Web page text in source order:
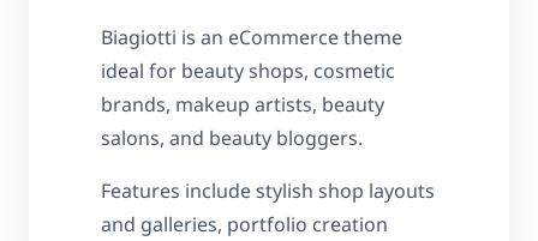
Biagiotti is an eCommerce theme
ideal for beauty shops, cosmetic
brands, makeup artists, beauty
salons, and beauty bloggers.
Features include stylish shop layouts
and galleries, portfolio creation